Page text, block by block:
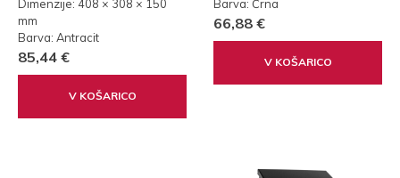
Dimenzije: 408 × 308 × 150
mm
Barva: Antracit
85,44 €
V KOŠARICO
Barva: Črna
66,88 €
V KOŠARICO